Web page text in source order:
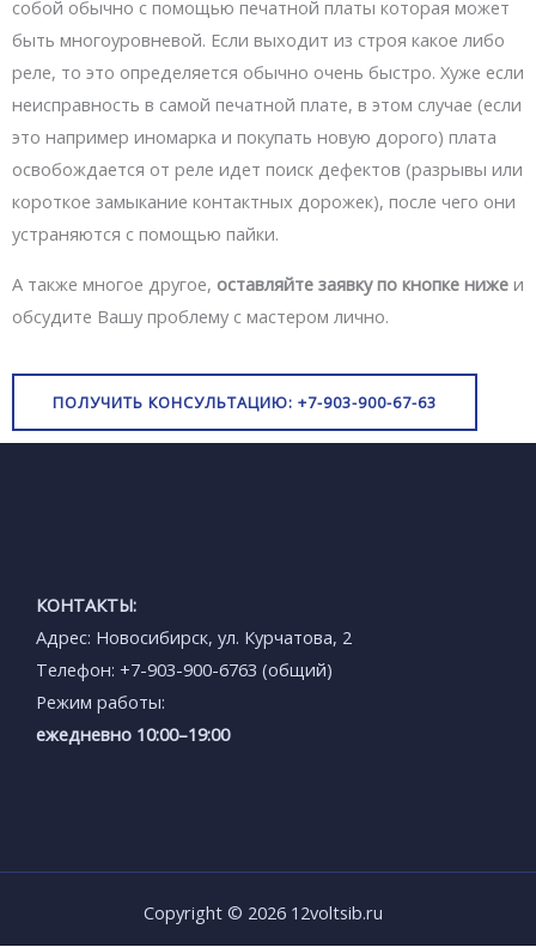
собой обычно с помощью печатной платы которая может
быть многоуровневой. Если выходит из строя какое либо
реле, то это определяется обычно очень быстро. Хуже если
неисправность в самой печатной плате, в этом случае (если
это например иномарка и покупать новую дорого) плата
освобождается от реле идет поиск дефектов (разрывы или
короткое замыкание контактных дорожек), после чего они
устраняются с помощью пайки.
А также многое другое, оставляйте заявку по кнопке ниже и
обсудите Вашу проблему с мастером лично.
ПОЛУЧИТЬ КОНСУЛЬТАЦИЮ: +7-903-900-67-63
КОНТАКТЫ:
Адрес: Новосибирск, ул. Курчатова, 2
Телефон: +7-903-900-6763 (общий)
Режим работы:
ежедневно 10:00–19:00
Copyright © 2026 12voltsib.ru